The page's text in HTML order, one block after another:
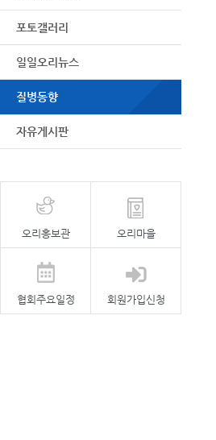
포토갤러리
일일오리뉴스
질병동향
자유게시판
오리홍보관 오리마을
협회주요일정 회원가입신청